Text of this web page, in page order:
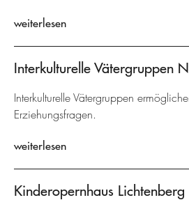
weiterlesen
Interkulturelle Vätergruppen
Interkulturelle Vätergruppen
Erziehungsfragen.
weiterlesen
Kinderopernhaus Lichtenberg